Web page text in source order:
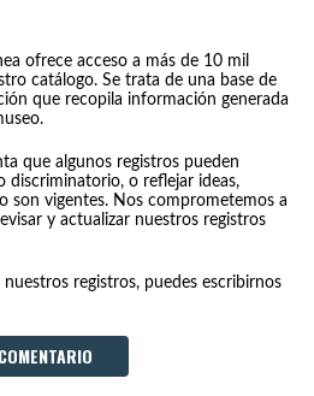
ofrece acceso a más de 10 mil
catálogo. Se trata de una base de
que recopila información generada
que algunos registros pueden
discriminatorio, o reflejar ideas,
son vigentes. Nos comprometemos a
y actualizar nuestros registros
nuestros registros, puedes escribirnos
COMENTARIO